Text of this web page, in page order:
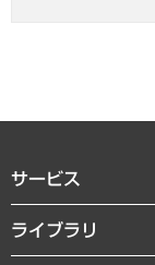
サービス
経営戦略
組織・人事戦略
ライブラリ